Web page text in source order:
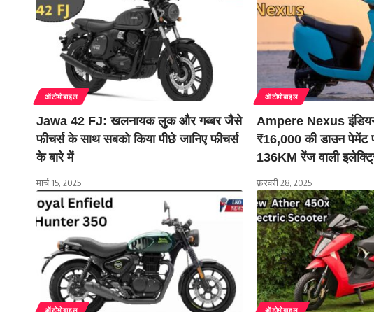
ऑटोमोबाइल
Jawa 42 FJ: खलनायक लुक और गब्बर जैसे
फीचर्स के साथ सबको किया पीछे जानिए फीचर्स
के बारे में
मार्च 15, 2025
ऑटोमोबाइल
Ampere Nexus इंडियन
₹16,000 की डाउन पेमेंट
136KM रेंज वाली
फ़रवरी 28, 2025
ऑटोमोबाइल ऑटोमोबाइल